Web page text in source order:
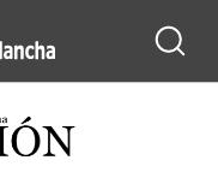
de Castilla-